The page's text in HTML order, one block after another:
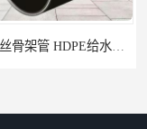
HDPE给水管